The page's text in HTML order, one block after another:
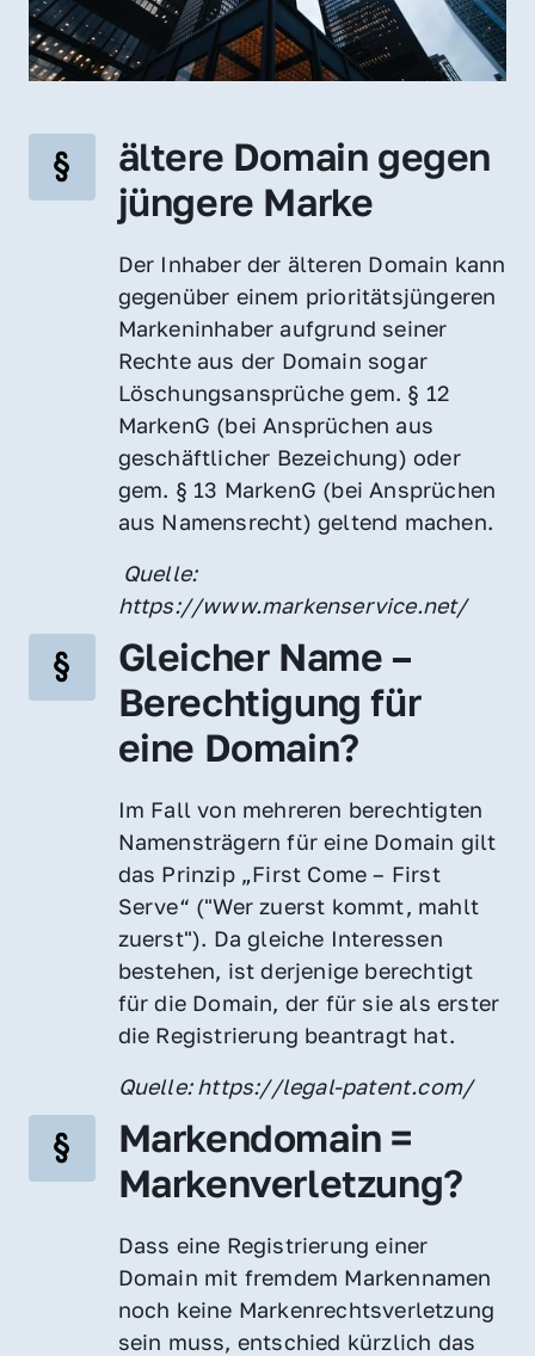
ältere Domain gegen
jüngere Marke
Der Inhaber der älteren Domain kann
gegenüber einem prioritätsjüngeren
Markeninhaber aufgrund seiner
Rechte aus der Domain sogar
Löschungsansprüche gem. § 12
MarkenG (bei Ansprüchen aus
geschäftlicher Bezeichung) oder
gem. § 13 MarkenG (bei Ansprüchen
aus Namensrecht) geltend machen.
https://www.markenservice.net/
Gleicher Name –
Berechtigung für
eine Domain?
Im Fall von mehreren berechtigten
Namensträgern für eine Domain gilt
das Prinzip „First Come – First
Serve“ ("Wer zuerst kommt, mahlt
zuerst"). Da gleiche Interessen
bestehen, ist derjenige berechtigt
für die Domain, der für sie als erster
die Registrierung beantragt hat.
Quelle: https://legal-patent.com/
Markendomain =
Markenverletzung?
Dass eine Registrierung einer
Domain mit fremdem Markennamen
noch keine Markenrechtsverletzung
sein muss, entschied kürzlich das